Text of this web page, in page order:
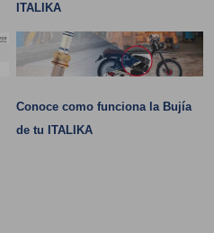
ITALIKA
Conoce como funciona la Bujía
de tu ITALIKA